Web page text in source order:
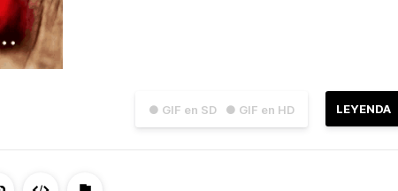
● GIF en SD ● GIF en HD LEYENDA